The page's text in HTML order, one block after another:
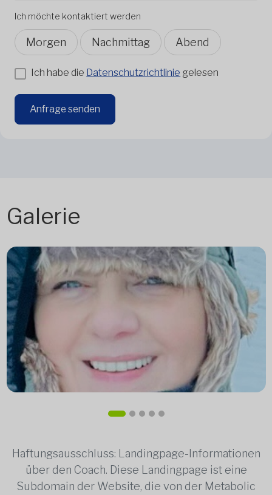
Ich möchte kontaktiert werden
Morgen Nachmittag Abend
Ich habe die Datenschutzrichtlinie gelesen
Anfrage senden
Galerie
Haftungsausschluss: Landingpage-Informationen
über den Coach. Diese Landingpage ist eine
Subdomain der Website, die von der Metabolic